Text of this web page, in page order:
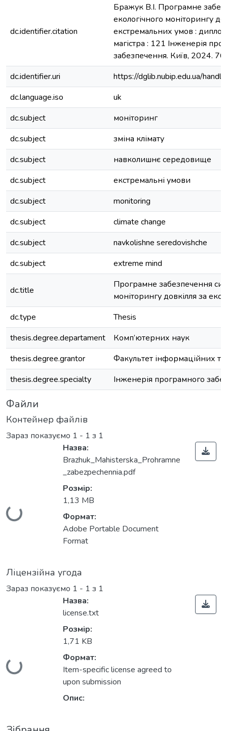
dc.identifier.citation
Бражук В.І. Програмне
екологічного моніторингу
екстремальних умов :
магістра : 121 Інженерія
забезпечення. Київ, 2024. 76
dc.identifier.uri
https://dglib.nubip.edu.ua/
dc.language.iso
uk
dc.subject
моніторинг
dc.subject
зміна клімату
dc.subject
навколишнє середовище
dc.subject
екстремальні умови
dc.subject
monitoring
dc.subject
climate change
dc.subject
navkolishne seredovishche
dc.subject
extreme mind
dc.title
Програмне забезпечення
моніторингу довкілля за
dc.type
Thesis
thesis.degree.departament
Комп’ютерних наук
thesis.degree.grantor
Факультет інформаційних
thesis.degree.specialty
Інженерія програмного
Файли
Контейнер файлів
Зараз показуємо 1 - 1 з 1
Назва:
Brazhuk_Mahisterska_Prohramne
_zabezpechennia.pdf
Розмір:
1,13 MB
Формат:
Adobe Portable Document
Format
Ліцензійна угода
Зараз показуємо 1 - 1 з 1
Назва:
license.txt
Розмір:
1,71 KB
Формат:
Item-specific license agreed to
upon submission
Опис: